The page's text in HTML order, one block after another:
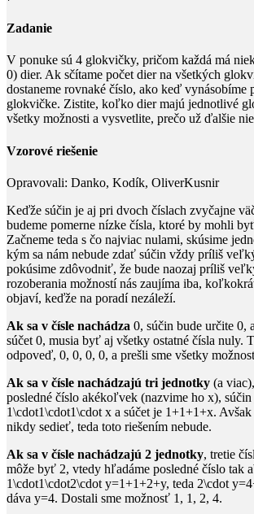
Zadanie
V ponuke sú 4 glokvičky, pričom každá má
0) dier. Ak sčítame počet dier na všetkých
dostaneme rovnaké číslo, ako keď vynásobíme
glokvičke. Zistite, koľko dier majú jednotlivé
všetky možnosti a vysvetlite, prečo už ďalšie
Vzorové riešenie
Opravovali: Danko, Kodík, OliverKusnir
Keďže súčin je aj pri dvoch číslach zvyčajne
budeme pomerne nízke čísla, ktoré by mohli
Začneme teda s čo najviac nulami, skúsime
kým sa nám nebude zdať súčin vždy príliš
pokúsime zdôvodniť, že bude naozaj príliš
rozoberania možností nás zaujíma iba,
objaví, keďže na poradí nezáleží.
Ak sa v čísle nachádza 0, súčin bude určite 0,
súčet 0, musia byť aj všetky ostatné čísla nuly.
odpoveď, 0, 0, 0, 0, a prešli sme všetky
Ak sa v čísle nachádzajú tri jednotky (a
posledné číslo akékoľvek (nazvime ho x), súčin
1\cdot1\cdot1\cdot x a súčet je 1+1+1+x​. Avšak
nikdy sedieť, teda toto riešením nebude.
Ak sa v čísle nachádzajú 2 jednotky, tretie
môže byť 2, vtedy hľadáme posledné číslo tak
1\cdot1\cdot2\cdot y=1+1+2+y​, teda 2\cdot
dáva y=4​. Dostali sme možnosť 1, 1, 2, 4​.